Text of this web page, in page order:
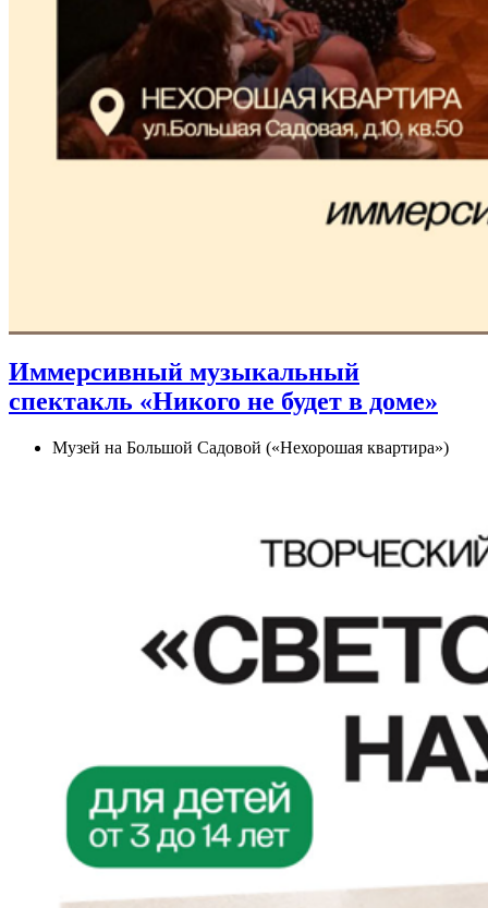
Иммерсивный музыкальный
спектакль «Никого не будет в доме»
Музей на Большой Садовой («Нехорошая квартира»)